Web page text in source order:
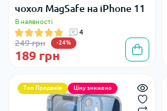
чохол MagSafe на iPhone 11
В наявності
4
249 грн -24%
189 грн
Топ Продажів Ціну знижено